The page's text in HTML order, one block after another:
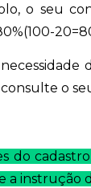
o seu
o
do
a instrução